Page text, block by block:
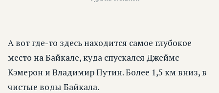
А вот где-то здесь находится самое глубокое
место на Байкале, куда спускался Джеймс
Кэмерон и Владимир Путин. Более 1,5 км вниз, в
чистые воды Байкала.